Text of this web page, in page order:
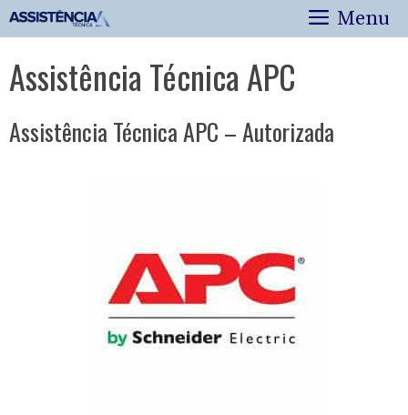
Pular
para
conteúdo
Menu
Assistência Técnica APC
Assistência Técnica APC – Autorizada